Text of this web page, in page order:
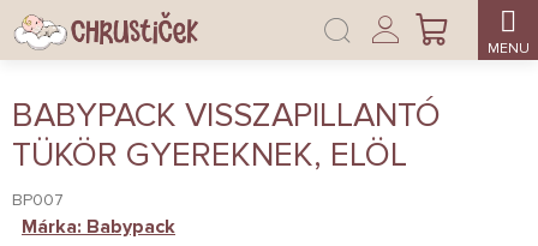
Ugrás
fő
KOSÁR
Bejelentkezés
BABYPACK VISSZAPILLANTÓ
TÜKÖR GYEREKNEK, ELÖL
BP007
Márka: Babypack